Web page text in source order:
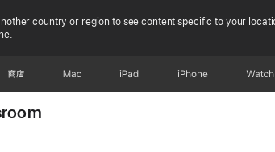
country or region to see content specific to your
商店 Mac iPad iPhone Watch